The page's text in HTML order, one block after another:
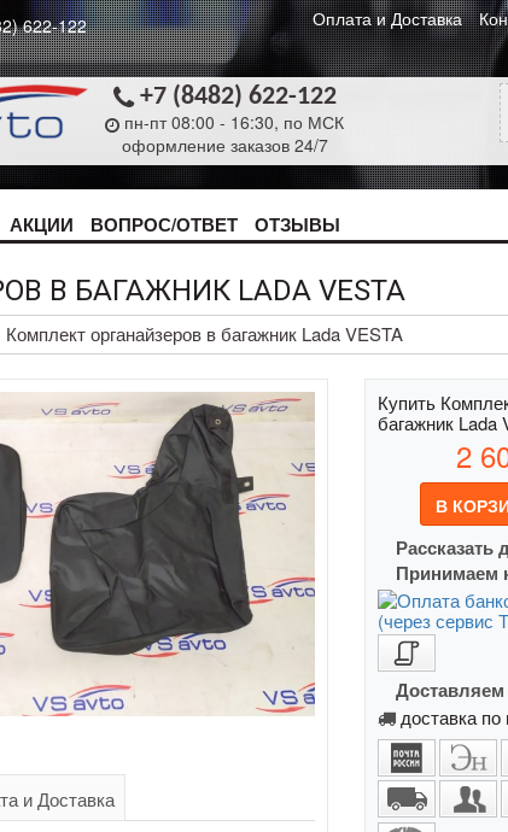
622-122 Оплата и Доставка
+7 (8482) 622-122
пн-пт 08:00 - 16:30, по МСК
оформление заказов 24/7
АКЦИИ ВОПРОС/ОТВЕТ ОТЗЫВЫ
В БАГАЖНИК LADA VESTA
Комплект органайзеров в багажник Lada VESTA
и Доставка
Купить
багажник Lada
2
В
Рассказать
Принимаем
доставка